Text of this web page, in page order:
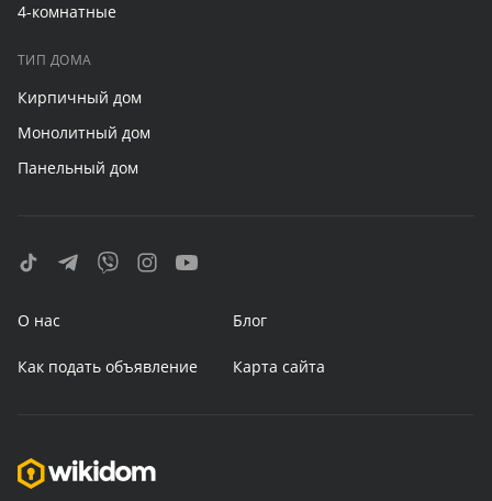
4-комнатные
ТИП ДОМА
Кирпичный дом
Монолитный дом
Панельный дом
О нас Блог
Как подать объявление Карта сайта